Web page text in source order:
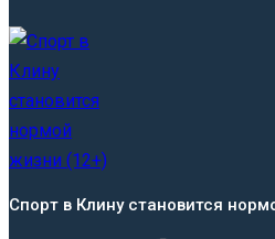
Спорт в Клину становится